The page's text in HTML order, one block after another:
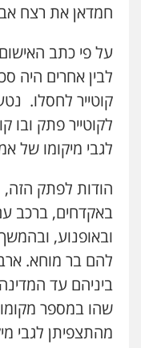
חמדאן את רצח
על פי כתב
לבין אחרים היה
קוטייר לחסלו.
לקוטייר פתק
לגבי מיקומו של
הודות לפתק הזה,
באקדחים, ברכב עם
ובאופנוע,
להם בר מוחא.
ביניהם עד
שהו במספר
מהתצפיתן לגבי